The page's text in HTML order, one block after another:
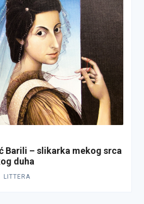
Barili – slikarka mekog srca
duha
LITTERA